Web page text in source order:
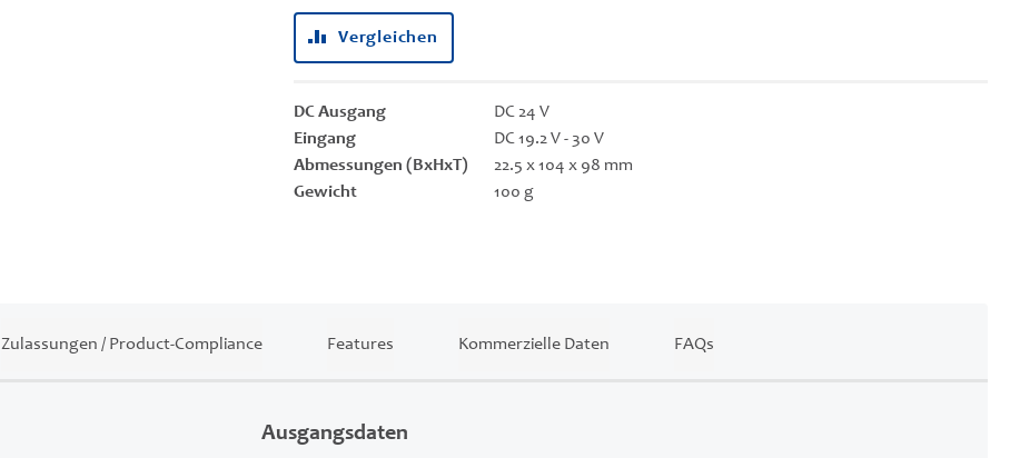
Vergleichen
DC Ausgang
DC 24 V
Eingang
DC 19.2 V - 30 V
Abmessungen (BxHxT)
22.5 x 104 x 98 mm
Gewicht
100 g
Ausgangsdaten
Zulassungen / Product-Compliance Features Kommerzielle Daten FAQs